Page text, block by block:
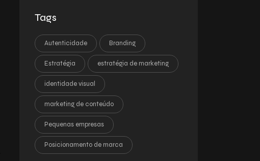
Tags
Autenticidade Branding
Estratégia estratégia de marketing
identidade visual
marketing de conteúdo
Pequenas empresas
Posicionamento de marca